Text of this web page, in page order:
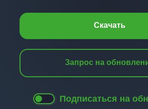
Скачать
Запрос на
Подписаться на